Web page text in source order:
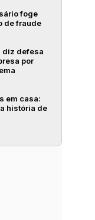
foge
de fraude
diz defesa
por
em casa:
história de